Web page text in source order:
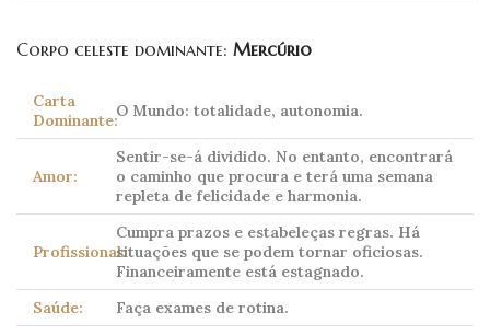
Corpo celeste dominante: Mercúrio
Carta
Dominante:O Mundo: totalidade, autonomia.
Amor:
Sentir-se-á dividido. No entanto, encontrará
o caminho que procura e terá uma semana
repleta de felicidade e harmonia.
Profissional:
Cumpra prazos e estabeleças regras. Há
situações que se podem tornar oficiosas.
Financeiramente está estagnado.
Saúde:
Faça exames de rotina.